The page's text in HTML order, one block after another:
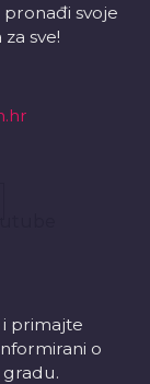
svoje
sve!
primajte
o